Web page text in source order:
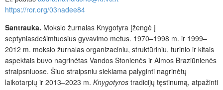
https://ror.org/03nadee84
Santrauka. Mokslo žurnalas Knygotyra įžengė į
septyniasdešimtuosius gyvavimo metus. 1970–1998 m. ir 1999–
2012 m. mokslo žurnalas organizaciniu, struktūriniu, turinio ir kitais
aspektais buvo nagrinėtas Vandos Stonienės ir Almos Braziūnienės
straipsniuose. Šiuo straipsniu siekiama palyginti nagrinėtų
laikotarpių ir 2013–2023 m. Knygotyros tradicijų tęstinumą, atpažinti